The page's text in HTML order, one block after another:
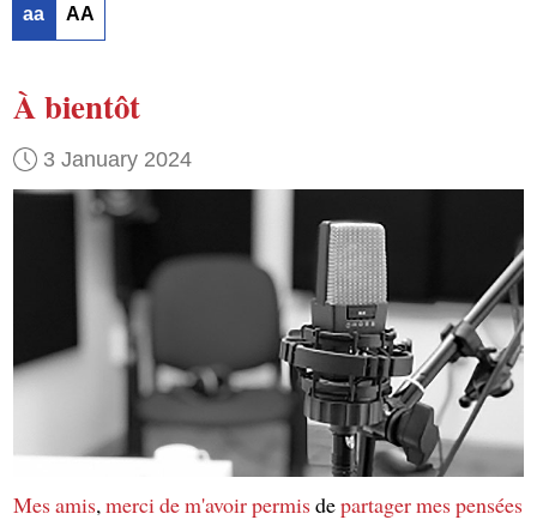
aa AA
À bientôt
3 January 2024
Mes amis,merci de m'avoir permisdepartager mes pensées